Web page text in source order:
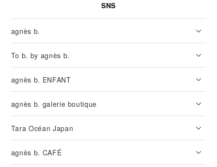
SNS
agnès b.
To b. by agnès b.
agnès b. ENFANT
agnès b. galerie boutique
Tara Océan Japan
agnès b. CAFÉ